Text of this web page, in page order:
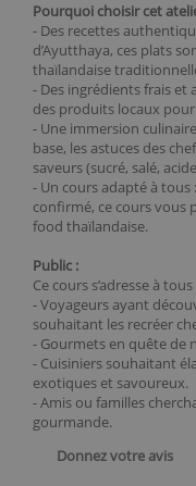
Pourquoi choisir cet
- Des recettes
d’Ayutthaya, ces plats
thaïlandaise
- Des ingrédients frais et
des produits locaux
- Une immersion
base, les astuces des
saveurs (sucré, salé,
- Un cours adapté à
confirmé, ce cours vous
food thaïlandaise.
Public :
Ce cours s’adresse à
- Voyageurs ayant
souhaitant les recréer
- Gourmets en quête de
- Cuisiniers souhaitant
exotiques et savoureux.
- Amis ou familles
gourmande.
Donnez votre avis